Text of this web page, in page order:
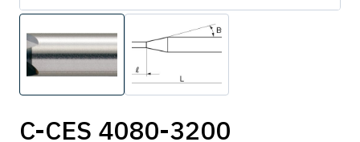
C-CES 4080-3200